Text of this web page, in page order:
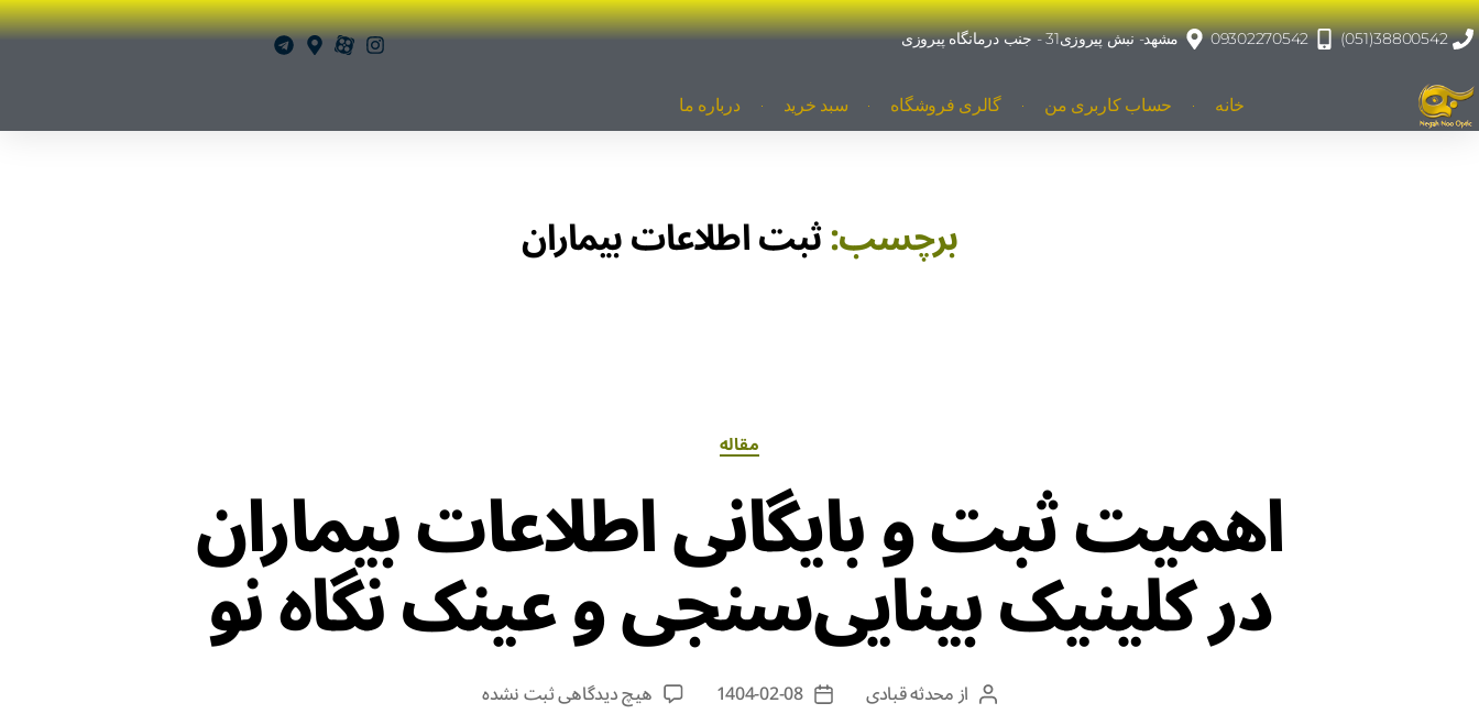
38800542(051)
09302270542 مشهد- نبش پیروزی31 - جنب درمانگاه پیروزی
خانه حساب کاربری من گالری فروشگاه سبد خرید درباره ما
برچسب:ثبت اطلاعات بیماران
مقاله
اهمیت ثبت و بایگانی اطلاعات بیماران
در کلینیک بینایی‌سنجی و عینک نگاه نو
ازمحدثه قبادی 1404-02-08 هیچ دیدگاهیثبت نشده